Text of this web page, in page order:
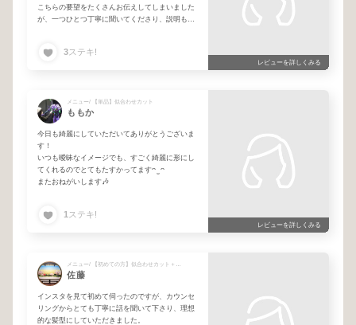
こちらの要望をたくさんお伝えしてしまいました
が、一つひとつ丁寧に聞いてくださり、説明もと
正直、インスタでよく見る「似合わせ」という言
した。
不器用な私に合わせて簡単なスタイリングの仕方
も教えて下さいました！
フリーランスの美容師さんにお願いするのは初め
てでしたが、またぜひお願いしたいと思える素敵
な美容師さんでした。
3ステキ!
レビューを詳しくみる
メニュー/ 【単品】似合わせカット
ももか
今日も綺麗にしていただいてありがとうございま
す！
いつも曖昧なイメージでも、すごく綺麗に形にし
てくれるのでとてもたすかってます‎ᴖ ̫ ᴖ
またおねがいします🎶
1 ステキ!
レビューを詳しくみる
佐藤
インスタを見て初めて伺ったのですが、カウンセ
リングからとても丁寧に話を聞いて下さり、理想
的な髪型にしていただきました。